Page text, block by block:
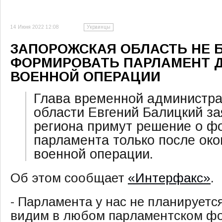
14 Июня 2022 12:08 Украинцы
ЗАПОРОЖСКАЯ ОБЛАСТЬ НЕ
ФОРМИРОВАТЬ ПАРЛАМЕНТ
ВОЕННОЙ ОПЕРАЦИИ
Глава временной
области Евгений Балицкий
региона примут решение о
парламента только после
военной операции.
Об этом сообщает «Интерфакс».
- Парламента у нас не
видим в любом парламентском